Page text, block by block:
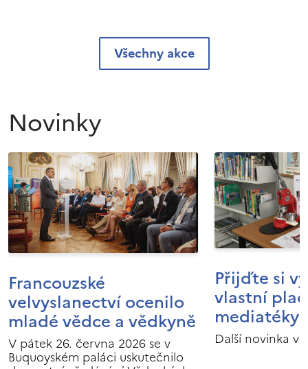
Všechny akce
Novinky
Francouzské
velvyslanectví ocenilo
mladé vědce a vědkyně
V pátek 26. června 2026 se v
Buquoyském paláci uskutečnilo
Přijďte si
vlastní
mediatéky
Další novinka v